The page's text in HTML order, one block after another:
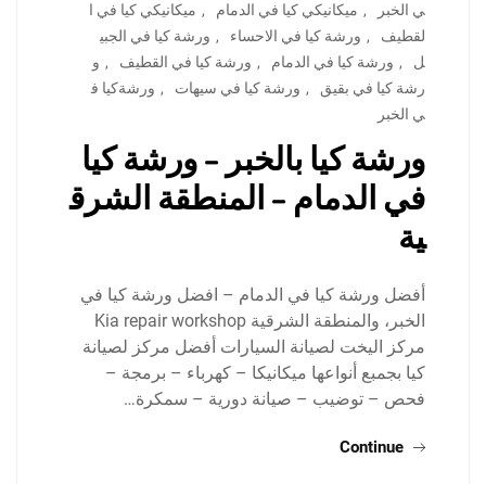
ي الخبر
, ميكانيكي كيا في الدمام , ميكانيكي كيا في ا
لقطيف
, ورشة كيا في الاحساء , ورشة كيا في الجبي
ل
, ورشة كيا في الدمام , ورشة كيا في القطيف , و
رشة كيا في بقيق
, ورشة كيا في سيهات , ورشةكيا ف
ي الخبر
ورشة كيا بالخبر – ورشة كيا
في الدمام – المنطقة الشرق
ية
أفضل ورشة كيا في الدمام – افضل ورشة كيا في
الخبر، والمنطقة الشرقية Kia repair workshop
مركز اليخت لصيانة السيارات أفضل مركز لصيانة
كيا بجمبع أنواعها ميكانيكا – كهرباء – برمجة –
فحص – توضيب – صيانة دورية – سمكرة…
Continue